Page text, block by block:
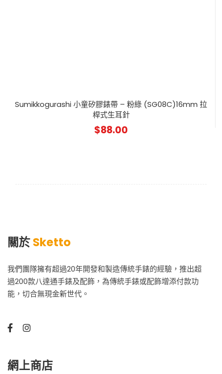
Sumikkogurashi 小童矽膠錶帶 – 粉綠 (SG08C)16mm 拉
桿式生耳針
$88.00
關於Sketto
我們團隊擁有超過20年開發和製造傳統手錶的經驗，推出超
過200款八達通手錶及配飾，為傳統手錶或配飾增添付款功
能，切合無現金新世代。
網上商店